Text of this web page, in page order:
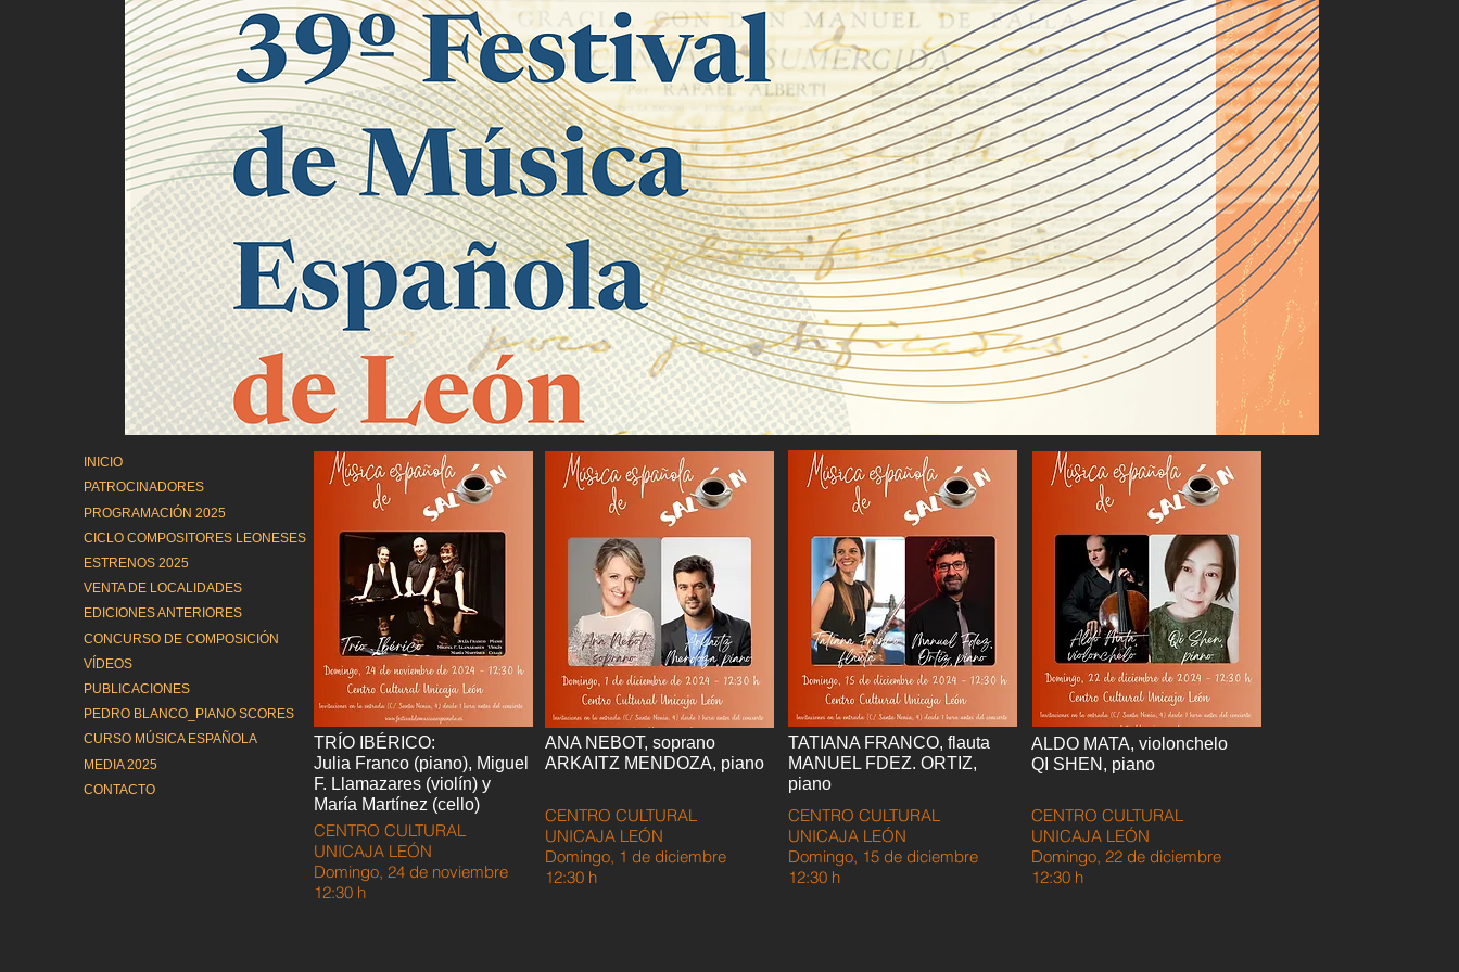
TRÍO IBÉRICO:
Julia Franco (piano), Miguel
F. Llamazares (violín) y
María Martínez (cello)
CENTRO CULTURAL
UNICAJA LEÓN
Domingo, 24 de noviembre
12:30 h
ANA NEBOT, soprano
ARKAITZ MENDOZA, piano
CENTRO CULTURAL
UNICAJA LEÓN
Domingo, 1 de diciembre
12:30 h
TATIANA FRANCO, flauta
MANUEL FDEZ. ORTIZ,
piano
CENTRO CULTURAL
UNICAJA LEÓN
Domingo, 15 de diciembre
12:30 h
ALDO MATA, violonchelo
QI SHEN, piano
CENTRO CULTURAL
UNICAJA LEÓN
Domingo, 22 de diciembre
12:30 h
INICIO
PATROCINADORES
PROGRAMACIÓN 2025
CICLO COMPOSITORES LEONESES
ESTRENOS 2025
VENTA DE LOCALIDADES
EDICIONES ANTERIORES
CONCURSO DE COMPOSICIÓN
VÍDEOS
PUBLICACIONES
PEDRO BLANCO_PIANO SCORES
CURSO MÚSICA ESPAÑOLA
MEDIA 2025
CONTACTO